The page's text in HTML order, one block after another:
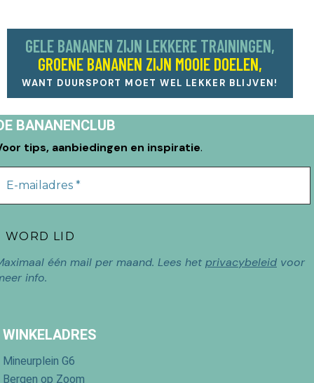
GELE BANANEN ZIJN LEKKERE TRAININGEN,
GROENE BANANEN ZIJN MOOIE DOELEN,
WANT DUURSPORT MOET WEL LEKKER BLIJVEN!
BANANENCLUB
tips, aanbiedingen en inspiratie.
één mail per maand. Lees het privacybeleid voor
info.
WINKELADRES
Mineurplein G6
Bergen op Zoom